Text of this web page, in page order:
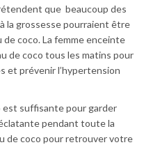
que beaucoup des
la grossesse pourraient être
de coco. La femme enceinte
de coco tous les matins pour
et prévenir l’hypertension
est suffisante pour garder
pendant toute la
de coco pour retrouver votre